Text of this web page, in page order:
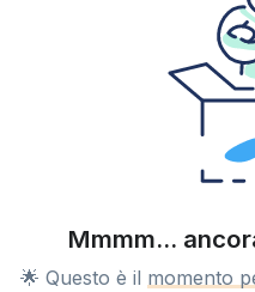
Mmmm...
🌟 Questo è il momento